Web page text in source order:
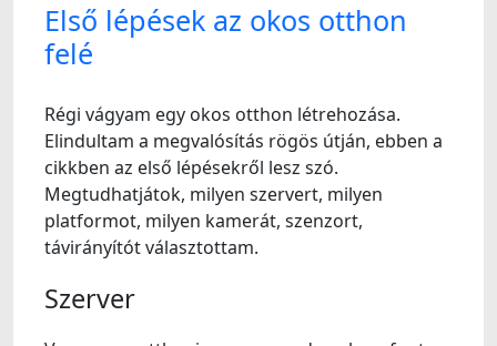
Első lépések az okos otthon
felé
Régi vágyam egy okos otthon létrehozása.
Elindultam a megvalósítás rögös útján, ebben a
cikkben az első lépésekről lesz szó.
Megtudhatjátok, milyen szervert, milyen
platformot, milyen kamerát, szenzort,
távirányítót választottam.
Szerver